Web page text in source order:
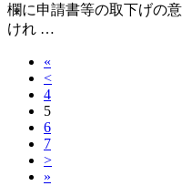
欄に申請書等の取下げの
けれ …
«
<
4
5
6
7
>
»